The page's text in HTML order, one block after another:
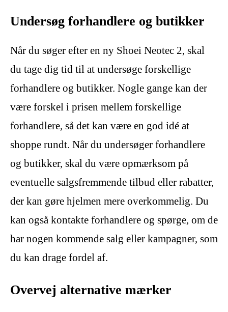
Undersøg forhandlere og butikker
Når du søger efter en ny Shoei Neotec 2, skal
du tage dig tid til at undersøge forskellige
forhandlere og butikker. Nogle gange kan der
være forskel i prisen mellem forskellige
forhandlere, så det kan være en god idé at
shoppe rundt. Når du undersøger forhandlere
og butikker, skal du være opmærksom på
eventuelle salgsfremmende tilbud eller rabatter,
der kan gøre hjelmen mere overkommelig. Du
kan også kontakte forhandlere og spørge, om de
har nogen kommende salg eller kampagner, som
du kan drage fordel af.
Overvej alternative mærker